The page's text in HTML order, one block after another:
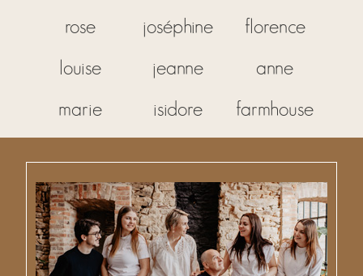
rose joséphine
florence
louise
jeanne
anne
marie
isidore farmhouse